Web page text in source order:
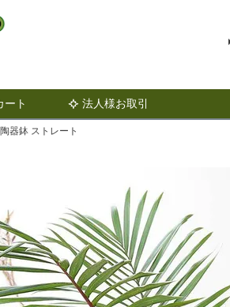
ート 法人様お取引
検索
器鉢 ストレート